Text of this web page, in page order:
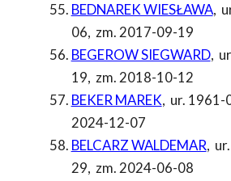
BEDNAREK WIESŁAWA,
06, zm. 2017-09-19
BEGEROW SIEGWARD,
19, zm. 2018-10-12
BEKER MAREK, ur. 1961-
2024-12-07
BELCARZ WALDEMAR,
29, zm. 2024-06-08